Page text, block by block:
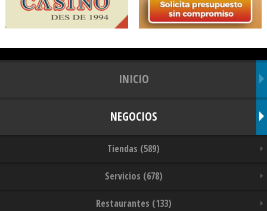
INICIO
NEGOCIOS
Tiendas (589)
Servicios (678)
Restaurantes (133)